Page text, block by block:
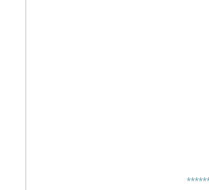
「
と
開
当